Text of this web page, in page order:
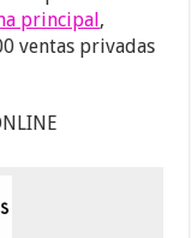
principal,
ventas privadas